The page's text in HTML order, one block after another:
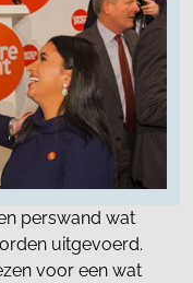
perswand wat
uitgevoerd.
voor een wat